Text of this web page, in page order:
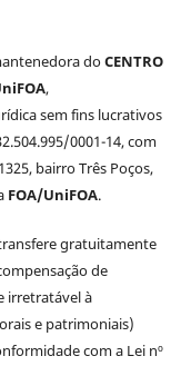
doCENTRO
,
sem fins lucrativos
0001-14, com
bairro Três Poços,
FOA/UniFOA.
gratuitamente
de
irretratável à
e patrimoniais)
com a Lei nº